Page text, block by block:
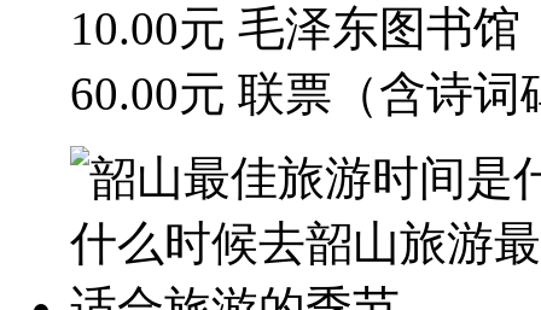
10.00元 毛泽东图书
60.00元 联票（含诗词